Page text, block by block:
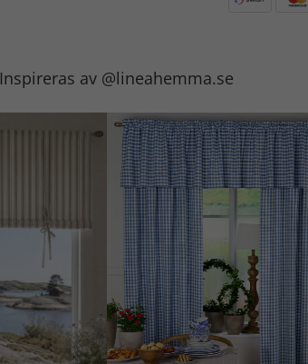
Inspireras av @lineahemma.se